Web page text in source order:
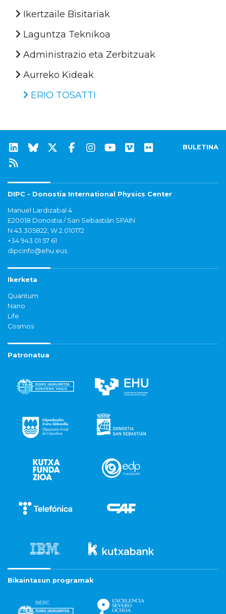
Ikertzaile Bisitariak
Laguntza Teknikoa
Administrazio eta Zerbitzuak
Aurreko Kideak
ERIO TOSATTI
BULETINA
DIPC - Donostia International Physics Center
Manuel Lardizabal 4
E20018 Donostia / San Sebastián SPAIN
N 43.305822, W 2.010172
+34 943 01 57 61
dipcinfo@ehu.eus
Ikerketa
Quantum
Nano
Life
Cosmos
Patronatua
Bikaintasun programak